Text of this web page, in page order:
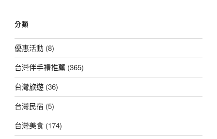
分類
優惠活動 (8)
台灣伴手禮推薦 (365)
台灣旅遊 (36)
台灣民宿 (5)
台灣美食 (174)